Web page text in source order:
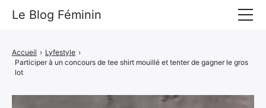
Accueil › Lyfestyle ›
Participer à un concours de tee shirt mouillé et tenter de gagner le gros
lot
Le Blog Féminin
Alimentation
Mode